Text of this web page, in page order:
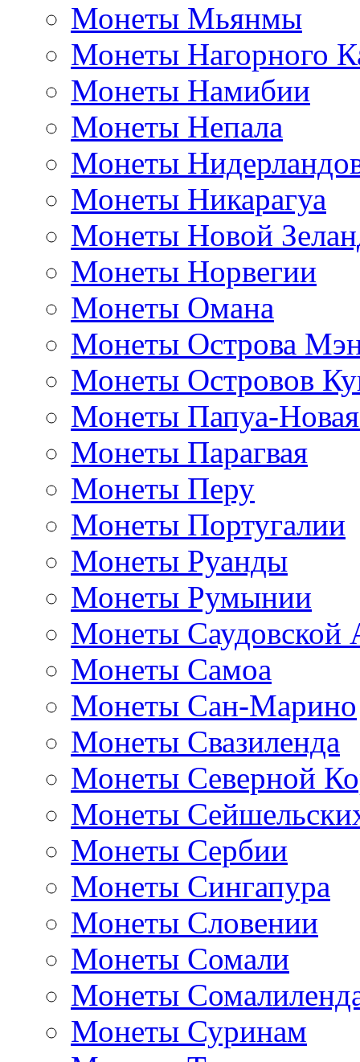
Монеты Мьянмы
Монеты Нагорного
Монеты Намибии
Монеты Непала
Монеты
Монеты Никарагуа
Монеты Новой
Монеты Норвегии
Монеты Омана
Монеты Острова
Монеты Островов
Монеты Папуа-
Монеты Парагвая
Монеты Перу
Монеты Португалии
Монеты Руанды
Монеты Румынии
Монеты Саудовской
Монеты Самоа
Монеты Сан-Марино
Монеты Свазиленда
Монеты Северной
Монеты
Монеты Сербии
Монеты Сингапура
Монеты Словении
Монеты Сомали
Монеты
Монеты Суринам